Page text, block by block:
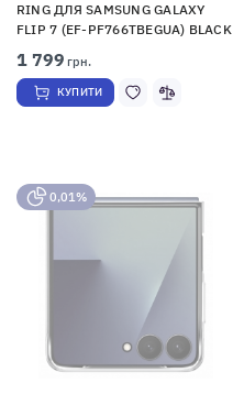
RING ДЛЯ SAMSUNG GALAXY
FLIP 7 (EF-PF766TBEGUA) BLACK
1 799 грн.
КУПИТИ
0,01%